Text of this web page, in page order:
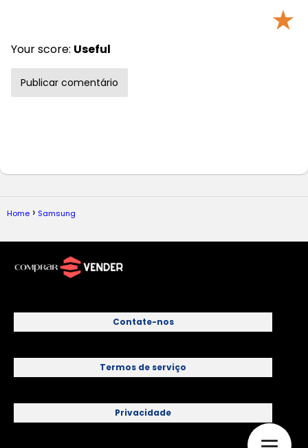
★
Your score: Useful
Home Samsung
Contate-nos
Termos de serviço
Privacidade